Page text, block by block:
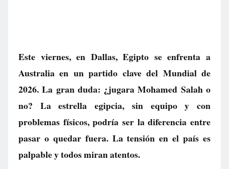
Este viernes, en Dallas, Egipto se enfrenta a
Australia en un partido clave del Mundial de
2026. La gran duda: ¿jugara Mohamed Salah o
no? La estrella egipcia, sin equipo y con
problemas físicos, podría ser la diferencia entre
pasar o quedar fuera. La tensión en el país es
palpable y todos miran atentos.